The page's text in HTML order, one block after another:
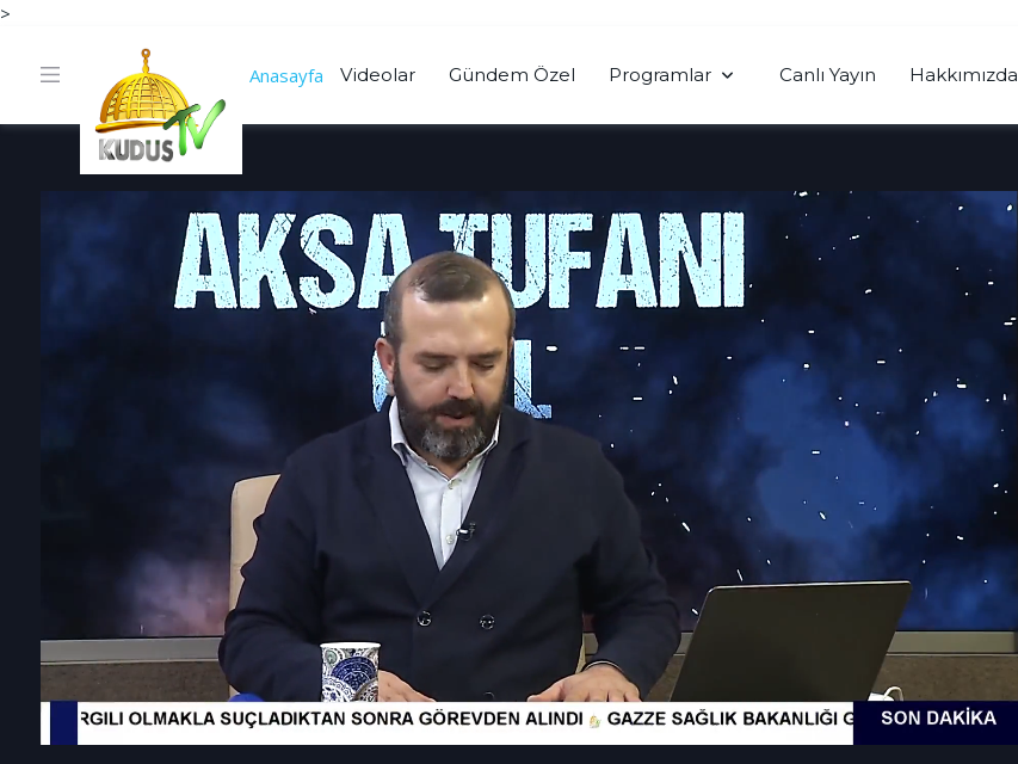
>
Anasayfa Videolar Gündem Özel Programlar Canlı Yayın Hakkımızda